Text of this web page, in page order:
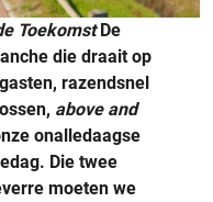
ToekomstDe
die draait op
razendsnel
above and
onalledaagse
Die twee
moeten we